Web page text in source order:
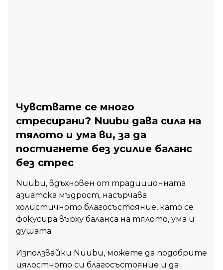
Чувствате се много
стресирани? Nuubu дава сила на
тялото и ума ви, за да
постигнете без усилие баланс
без стрес
Nuubu, вдъхновен от традиционната
азиатска мъдрост, насърчава
холистичното благосъстояние, като се
фокусира върху баланса на тялото, ума и
душата.
Използвайки Nuubu, можете да подобрите
цялостното си благосъстояние и да